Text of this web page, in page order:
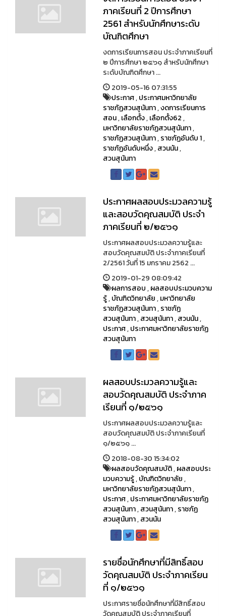
ภาคเรียนที่ 2 ปีการศึกษา
2561 สำหรับนักศึกษาระดับ
บัณฑิตศึกษา
งดการเรียนการสอน ประจำภาคเรียนที่
๒ ปีการศึกษา ๒๕๖๑ สำหรับนักศึกษา
ระดับบัณฑิตศึกษา ...
2019-05-16 07:31:55
ประกาศ,ประกาศมหาวิทยาลัย
ราชภัฏสวนสุนันทา,งดการเรียนการ
สอน,เลือกตั้ง,เลือกตั้ง62,
มหาวิทยาลัยราชภัฏสวนสุนันทา,
ราชภัฏสวนสุนันทา,ราชภัฏอันดับ 1,
ราชภัฏอันดับหนึ่ง,สวนนัน,
สวนสุนันทา
ประกาศผลสอบประมวลความรู้
และสอบวัดคุณสมบัติ ประจำ
ภาคเรียนที่ ๒/๒๕๖๑
ประกาศผลสอบประมวลความรู้และ
สอบวัดคุณสมบัติ ประจำภาคเรียนที่
2/2561 วันที่ 15 มกราคม 2562 ...
2019-01-29 08:09:42
ผลการสอบ,ผลสอบประมวบความ
รู้,บัณฑิตวิทยาลัย,มหาวิทยาลัย
ราชภัฏสวนสุนันทา,ราชภัฏ
สวนสุนันทา,สวนสุนันทา,สวนนัน,
ประกาศ,ประกาศมหาวิทยาลัยราชภัฏ
สวนสุนันทา
ผลสอบประมวลความรู้และ
สอบวัดคุณสมบัติ ประจำภาค
เรียนที่ ๑/๒๕๖๑
ประกาศผลสอบประมวลความรู้และ
สอบวัดคุณสมบัติ ประจำภาคเรียนที่
๑/๒๕๖๑ ...
2018-08-30 15:34:02
ผลสอบวัดคุณสมบัติ,ผลสอบประ
มวบความรู้,บัณฑิตวิทยาลัย,
มหาวิทยาลัยราชภัฏสวนสุนันทา,
ประกาศ,ประกาศมหาวิทยาลัยราชภัฏ
สวนสุนันทา,สวนสุนันทา,ราชภัฏ
สวนสุนันทา,สวนนัน
รายชื่อนักศึกษาที่มีสิทธิ์สอบ
วัดคุณสมบัติ ประจำภาคเรียน
ที่ ๑/๒๕๖๑
ประกาศรายชื่อนักศึกษาที่มีสิทธิ์สอบ
วัดคุณสมบัติ ประจำภาคเรียนที่